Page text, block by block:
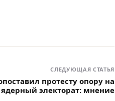
СЛЕДУЮЩАЯ СТАТЬЯ
протесту опору на
ядерный электорат: мнение